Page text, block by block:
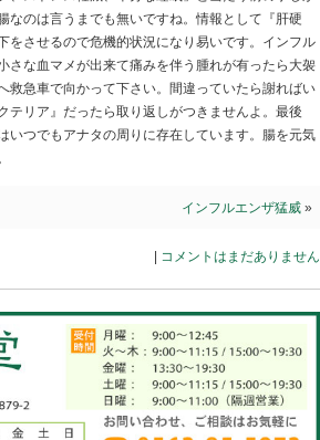
10分ですよ。お子さんが居る家庭
した事が有ると思います。「扁桃
ふれているとも言えます。大人も
突然、そのありふれた菌が牙を剥
目を擦って粘膜から体内に浸入し
内容かと言えばマウス実験ですが
れぞれ単独なら10％以下の死亡
いるのです。原因が解明されてい
、マスク、ストレス軽減、十分な
疫力は腸なのは言うまでも無いで
力の低下をさせるので危機的状況
ほんの小さな血マメが出来て痛み